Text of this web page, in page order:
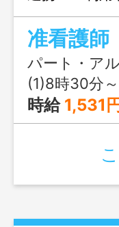
利用者の生
新任研修、
す ＜
変更範囲：変
准看護師
パート・ア
(1)8時30分～17
時給 1,531